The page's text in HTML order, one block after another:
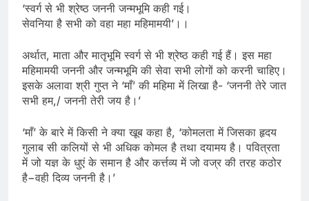
‘स्वर्ग से भी श्रेष्ठ जननी जन्मभूमि कही गई।
सेवनिया है सभी को वहा महा महिमामयी’।।
अर्थात, माता और मातृभूमि स्वर्ग से भी श्रेष्ठ कही गई हैं। इस महा
महिमामयी जननी और जन्मभूमि की सेवा सभी लोगों को करनी चाहिए।
इसके अलावा श्री गुप्त ने ‘माँ’ की महिमा में लिखा है- ‘जननी तेरे जात
सभी हम,/ जननी तेरी जय है।’
‘माँ’ के बारे में किसी ने क्या खूब कहा है, ‘कोमलता में जिसका हृदय
गुलाब सी कलियों से भी अधिक कोमल है तथा दयामय है। पवित्रता
में जो यज्ञ के धुएं के समान है और कर्त्तव्य में जो वज्र की तरह कठोर
है−वही दिव्य जननी है।’